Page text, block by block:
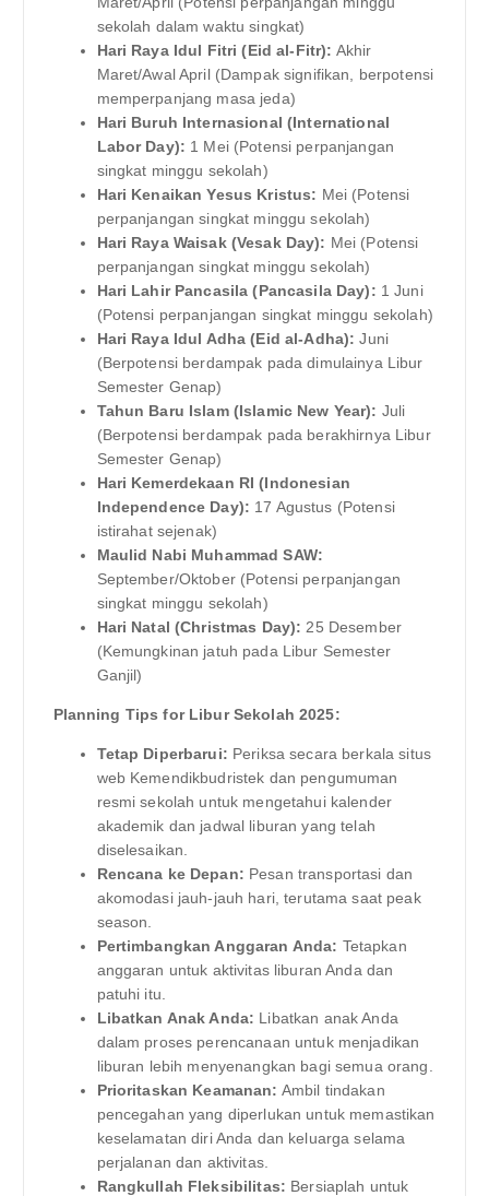
sekolah dalam waktu singkat)
Hari Raya Idul Fitri (Eid al-Fitr): Akhir
Maret/Awal April (Dampak signifikan, berpotensi
memperpanjang masa jeda)
Hari Buruh Internasional (International
Labor Day): 1 Mei (Potensi perpanjangan
singkat minggu sekolah)
Hari Kenaikan Yesus Kristus: Mei (Potensi
perpanjangan singkat minggu sekolah)
Hari Raya Waisak (Vesak Day): Mei (Potensi
perpanjangan singkat minggu sekolah)
Hari Lahir Pancasila (Pancasila Day): 1 Juni
(Potensi perpanjangan singkat minggu sekolah)
Hari Raya Idul Adha (Eid al-Adha): Juni
(Berpotensi berdampak pada dimulainya Libur
Semester Genap)
Tahun Baru Islam (Islamic New Year): Juli
(Berpotensi berdampak pada berakhirnya Libur
Semester Genap)
Hari Kemerdekaan RI (Indonesian
Independence Day): 17 Agustus (Potensi
istirahat sejenak)
Maulid Nabi Muhammad SAW:
September/Oktober (Potensi perpanjangan
singkat minggu sekolah)
Hari Natal (Christmas Day): 25 Desember
(Kemungkinan jatuh pada Libur Semester
Ganjil)
Planning Tips for Libur Sekolah 2025:
Tetap Diperbarui: Periksa secara berkala situs
web Kemendikbudristek dan pengumuman
resmi sekolah untuk mengetahui kalender
akademik dan jadwal liburan yang telah
diselesaikan.
Rencana ke Depan: Pesan transportasi dan
akomodasi jauh-jauh hari, terutama saat peak
season.
Pertimbangkan Anggaran Anda: Tetapkan
anggaran untuk aktivitas liburan Anda dan
patuhi itu.
Libatkan Anak Anda: Libatkan anak Anda
dalam proses perencanaan untuk menjadikan
liburan lebih menyenangkan bagi semua orang.
Prioritaskan Keamanan: Ambil tindakan
pencegahan yang diperlukan untuk memastikan
keselamatan diri Anda dan keluarga selama
perjalanan dan aktivitas.
Rangkullah Fleksibilitas: Bersiaplah untuk